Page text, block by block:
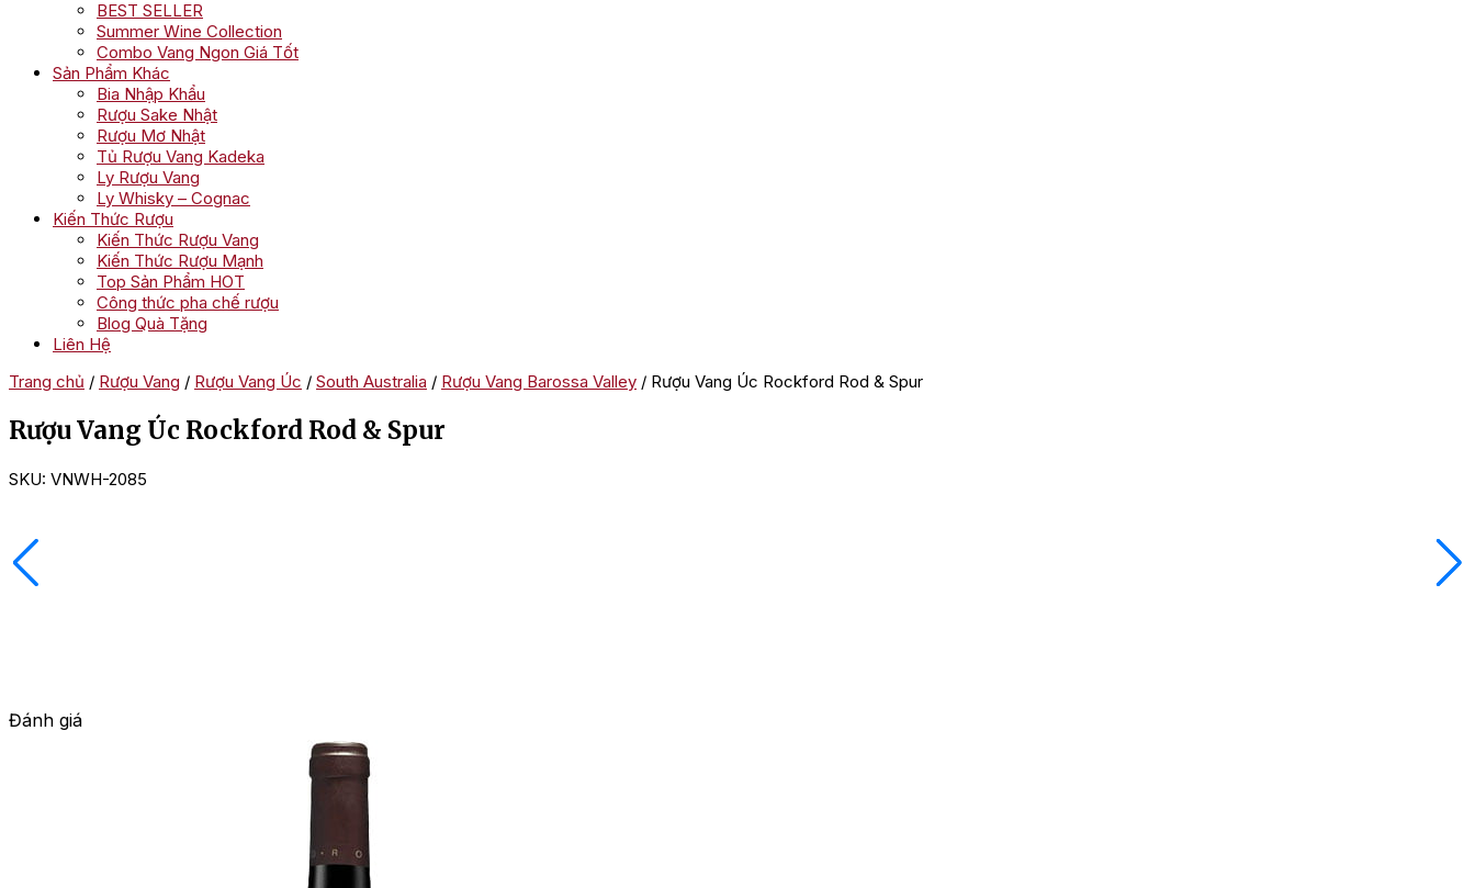
BEST SELLER
Summer Wine Collection
Combo Vang Ngon Giá Tốt
Sản Phẩm Khác
Bia Nhập Khẩu
Rượu Sake Nhật
Rượu Mơ Nhật
Tủ Rượu Vang Kadeka
Ly Rượu Vang
Ly Whisky – Cognac
Kiến Thức Rượu
Kiến Thức Rượu Vang
Kiến Thức Rượu Mạnh
Top Sản Phẩm HOT
Công thức pha chế rượu
Blog Quà Tặng
Liên Hệ
Trang chủ / Rượu Vang / Rượu Vang Úc / South Australia / Rượu Vang Barossa Valley / Rượu Vang Úc Rockford Rod & Spur
Rượu Vang Úc Rockford Rod & Spur
SKU: VNWH-2085
Đánh giá